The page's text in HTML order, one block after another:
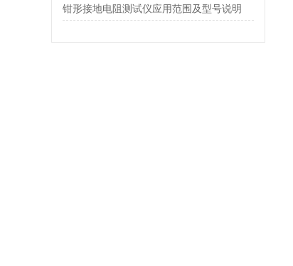
钳形接地电阻测试仪应用范围及型号说明